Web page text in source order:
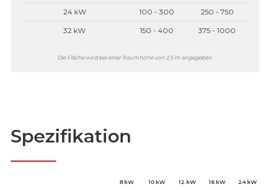
24 kW 100 - 300 250 - 750
32 kW 150 - 400 375 - 1000
Die Fläche wird bei einer Raumhöhe von 2,5 m angegeben.
Spezifikation
8 kW 10 kW 12 kW 16 kW 24 kW